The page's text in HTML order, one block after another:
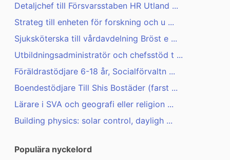
Detaljchef till Försvarsstaben HR Utland ...
Strateg till enheten för forskning och u ...
Sjuksköterska till vårdavdelning Bröst e ...
Utbildningsadministratör och chefsstöd t ...
Föräldrastödjare 6-18 år, Socialförvaltn ...
Boendestödjare Till Shis Bostäder (farst ...
Lärare i SVA och geografi eller religion ...
Building physics: solar control, dayligh ...
Populära nyckelord